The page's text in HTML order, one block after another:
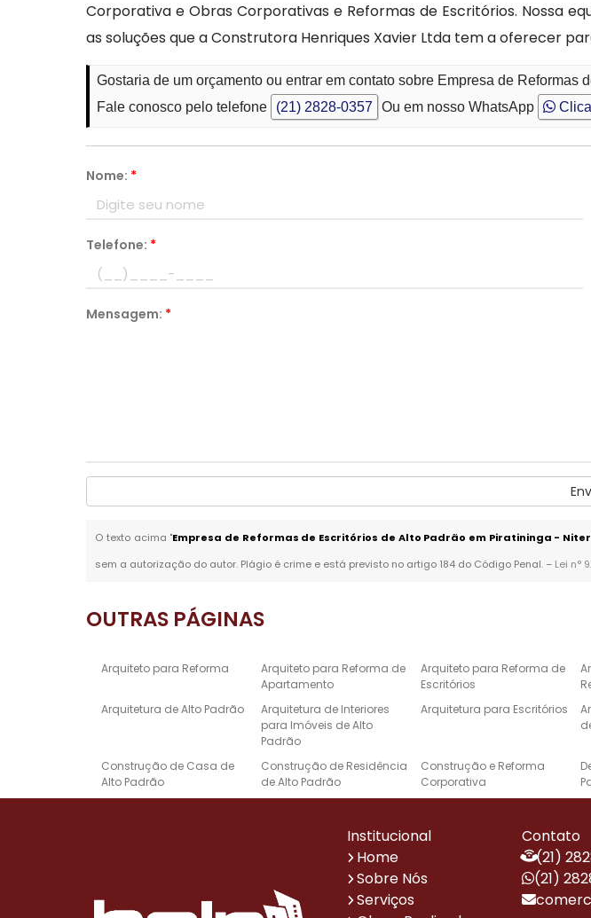
Corporativa e Obras Corporativas e Reformas de Escritórios. Nossa
as soluções que a Construtora Henriques Xavier Ltda tem a oferecer
Gostaria de um orçamento ou entrar em contato sobre Empresa de
Fale conosco pelo telefone
(21) 2828-0357 Ou em nosso WhatsApp
Nome: *
Telefone: *
Mensagem: *
O texto acima "Empresa de Reformas de Escritórios de Alto Padrão em Piratininga -
sem a autorização do autor. Plágio é crime e está previsto no artigo 184 do Código Penal. – Lei n°
OUTRAS PÁGINAS
Arquiteto para Reforma
Arquiteto para Reforma de
Apartamento
Arquiteto para Reforma de
Escritórios
Arquitetura de Alto Padrão
Arquitetura de Interiores
para Imóveis de Alto
Padrão
Arquitetura para Escritórios
Construção de Casa de
Alto Padrão
Construção de Residência
de Alto Padrão
Construção e Reforma
Corporativa
Casas de Alto Padrão
Projetos de Arquitetura de
Padrão
Reforma de Escritório
Reforma de Escritório
Institucional
Home
Sobre Nós
Serviços
Contato
(21)
(21)